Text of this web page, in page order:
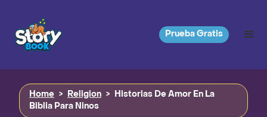
Prueba Gratis
Home > Religion >
Historias De Amor En La
Biblia Para Ninos